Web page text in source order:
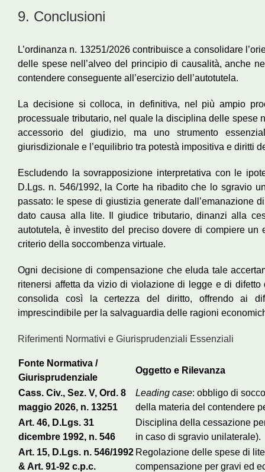
9. Conclusioni
L’ordinanza n. 13251/2026 contribuisce a consolidare
delle spese nell’alveo del principio di causalità, anche
contendere conseguente all’esercizio dell’autotutela.
La decisione si colloca, in definitiva, nel più ampio
processuale tributario, nel quale la disciplina delle spese
accessorio del giudizio, ma uno strumento
giurisdizionale e l’equilibrio tra potestà impositiva e diritti
Escludendo la sovrapposizione interpretativa con le
D.Lgs. n. 546/1992, la Corte ha ribadito che lo sgravio
passato: le spese di giustizia generate dall’emanazione
dato causa alla lite. Il giudice tributario, dinanzi alla
autotutela, è investito del preciso dovere di compiere un
criterio della soccombenza virtuale.
Ogni decisione di compensazione che eluda tale
ritenersi affetta da vizio di violazione di legge e di difetto
consolida così la certezza del diritto, offrendo ai
imprescindibile per la salvaguardia delle ragioni
Riferimenti Normativi e Giurisprudenziali Essenziali
Fonte Normativa /
Giurisprudenziale
Oggetto e Rilevanza
Cass. Civ., Sez. V, Ord. 8
maggio 2026, n. 13251
Leading case: obbligo di
della materia del contendere
Art. 46, D.Lgs. 31
dicembre 1992, n. 546
Disciplina della cessazione
in caso di sgravio unilaterale).
Art. 15, D.Lgs. n. 546/1992
& Art. 91-92 c.p.c.
Regolazione delle spese di
compensazione per gravi ed